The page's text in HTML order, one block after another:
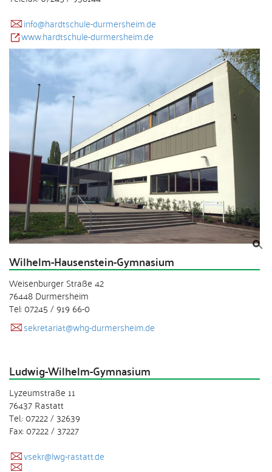
info@hardtschule-durmersheim.de
www.hardtschule-durmersheim.de
Wilhelm-Hausenstein-Gymnasium
Weisenburger Straße 42
76448 Durmersheim
Tel: 07245 / 919 66-0
sekretariat@whg-durmersheim.de
Ludwig-Wilhelm-Gymnasium
Lyzeumstraße 11
76437 Rastatt
Tel.: 07222 / 32639
Fax: 07222 / 37227
vsekr@lwg-rastatt.de